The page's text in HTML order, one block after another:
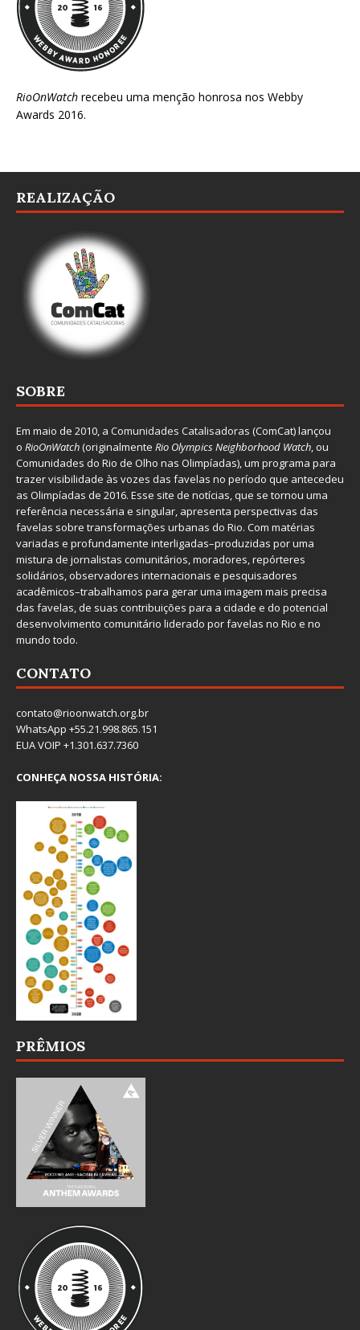
RioOnWatch recebeu uma menção honrosa nos Webby
Awards 2016.
REALIZAÇÃO
SOBRE
Em maio de 2010, a Comunidades Catalisadoras (ComCat) lançou
o RioOnWatch(originalmente Rio Olympics Neighborhood Watch, ou
Comunidades do Rio de Olho nas Olimpíadas), um programa para
trazer visibilidade às vozes das favelas no período que antecedeu
as Olimpíadas de 2016. Esse site de notícias, que se tornou uma
referência necessária e singular, apresenta perspectivas das
favelas sobre transformações urbanas do Rio. Com matérias
variadas e profundamente interligadas–produzidas por uma
mistura de jornalistas comunitários, moradores, repórteres
solidários, observadores internacionais e pesquisadores
acadêmicos–trabalhamos para gerar uma imagem mais precisa
das favelas, de suas contribuições para a cidade e do potencial
desenvolvimento comunitário liderado por favelas no Rio e no
mundo todo.
CONTATO
contato@rioonwatch.org.br
WhatsApp +55.21.998.865.151
EUA VOIP +1.301.637.7360
CONHEÇA NOSSA HISTÓRIA:
PRÊMIOS